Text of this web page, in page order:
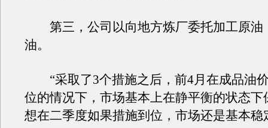
第三，公司以向地方炼厂委托加工原油
油。
“采取了3个措施之后，前4月在成品油
位的情况下，市场基本上在静平衡的状态下
想在二季度如果措施到位，市场还是基本稳